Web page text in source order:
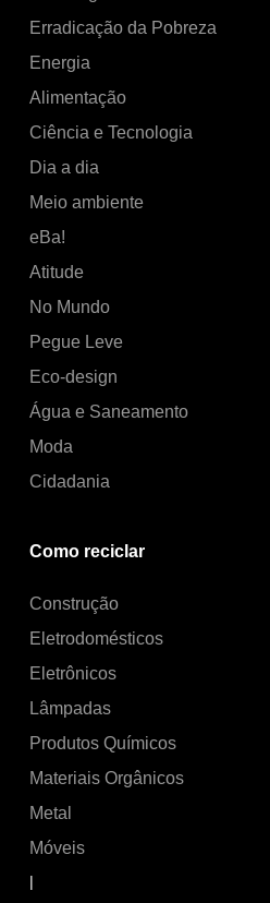
Erradicação da Pobreza
Energia
Alimentação
Ciência e Tecnologia
Dia a dia
Meio ambiente
eBa!
Atitude
No Mundo
Pegue Leve
Eco-design
Água e Saneamento
Moda
Cidadania
Como reciclar
Construção
Eletrodomésticos
Eletrônicos
Lâmpadas
Produtos Químicos
Materiais Orgânicos
Metal
Móveis
|